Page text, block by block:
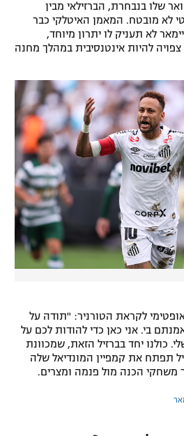
שלו בנבחרת, הברזילאי מבין
לא מובטח. המאמן האיטלקי כבר
לא תעניק לו יתרון מיוחד,
כשהתחרות על מקום ב-11 צפויה להיות אינטנסיבית במהלך מחנה
לקראת הטורניר: "תודה על
בי. אני כאן כדי להודות לכם על
כולנו יחד בברזיל הזאת, שמכוונת
תפתח את קמפיין המונדיאל שלה